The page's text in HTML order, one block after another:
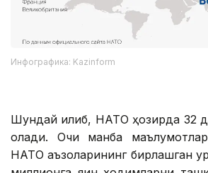
Инфографика: Kazinform
Шундай қилиб, НАТО ҳозирда 32
олади. Очиқ манба
НАТО аъзоларининг бирлашган